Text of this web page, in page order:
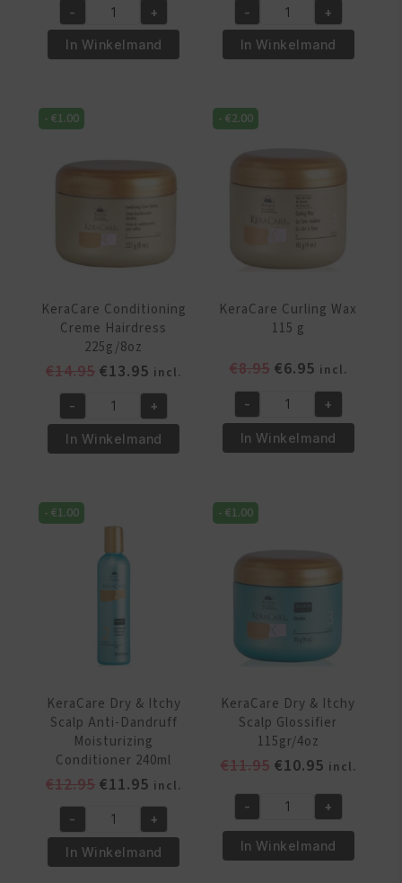
was:
€11.95.
is:
€10.95.
KeraCare
1st
Lather
Sulfate
Free
(240ml)
- +
In Winkelmand
was:
€21.95.
is:
€19.95.
KeraCare
1st
Lather
Sulfate
Free
950ml
- +
In Winkelmand
-€1.00
KeraCare Conditioning
Creme Hairdress
225g/8oz
€14.95 Oorspronkelijke
was:
€14.95.
€13.95 Huidige
prijs
is:
€13.95.
incl.
KeraCare
Conditioning
Creme
225g/8oz
aantal
- +
In Winkelmand
-€2.00
KeraCare Curling Wax
115 g
€8.95 Oorspronkelijke
was:
€8.95.
€6.95Huidige
prijs
is:
€6.95.
incl.
KeraCare
Curling
Wax
g
aantal
- +
In Winkelmand
-€1.00
KeraCare Dry & Itchy
Scalp Anti-Dandruff
Moisturizing
Conditioner 240ml
€12.95 Oorspronkelijke
was:
€12.95.
€11.95 Huidige
prijs
is:
€11.95.
incl.
KeraCare
Dry
&
- +
In Winkelmand
-€1.00
KeraCare Dry & Itchy
Scalp Glossifier
115gr/4oz
€11.95 Oorspronkelijke
was:
€11.95.
€10.95Huidige
is:
€10.95.
incl.
KeraCare
Dry
&
- +
In Winkelmand